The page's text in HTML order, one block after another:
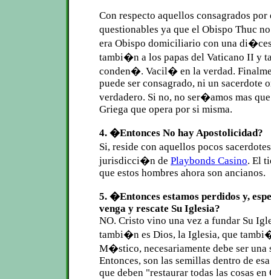
Con respecto aquellos consagrados
questionables ya que el Obispo Thuc
era Obispo domiciliario con una
tambi�n a los papas del Vaticano II y
conden�. Vacil� en la verdad.
puede ser consagrado, ni un sacerdote
verdadero. Si no, no ser�amos mas
Griega que opera por si misma.
4. �Entonces No hay Apostolicidad?
Si, reside con aquellos pocos
jurisdicci�n de Playbonds Casino. El
que estos hombres ahora son ancianos.
5. �Entonces estamos perdidos y,
venga y rescate Su Iglesia?
NO. Cristo vino una vez a fundar Su
tambi�n es Dios, la Iglesia, que
M�stico, necesariamente debe ser una
Entonces, son las semillas dentro de
que deben "restaurar todas las cosas